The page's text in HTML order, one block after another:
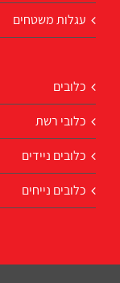
עגלות משטחים
כלובים
כלובי רשת
כלובים ניידים
כלובים נייחים